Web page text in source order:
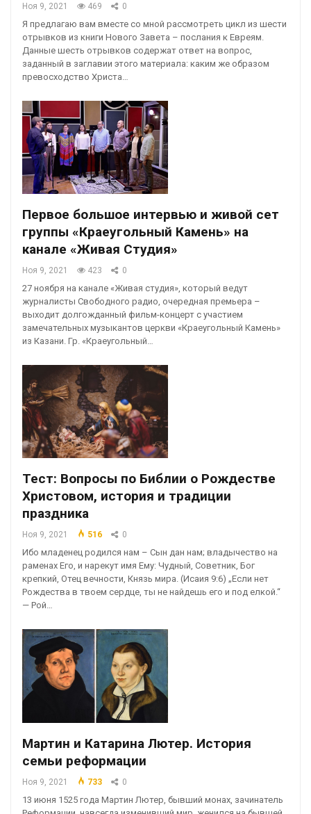
Ноя 9, 2021 469 0
Я предлагаю вам вместе со мной рассмотреть цикл из шести
отрывков из книги Нового Завета – послания к Евреям.
Данные шесть отрывков содержат ответ на вопрос,
заданный в заглавии этого материала: каким же образом
превосходство Христа…
Первое большое интервью и живой сет
группы «Краеугольный Камень» на
канале «Живая Студия»
Ноя 9, 2021 423 0
27 ноября на канале «Живая студия», который ведут
журналисты Свободного радио, очередная премьера –
выходит долгожданный фильм-концерт с участием
замечательных музыкантов церкви «Краеугольный Камень»
из Казани. Гр. «Краеугольный…
Тест: Вопросы по Библии о Рождестве
Христовом, история и традиции
праздника
Ноя 9, 2021 516 0
Ибо младенец родился нам – Сын дан нам; владычество на
раменах Его, и нарекут имя Ему: Чудный, Советник, Бог
крепкий, Отец вечности, Князь мира. (Исаия 9:6) „Если нет
Рождества в твоем сердце, ты не найдешь его и под елкой.“
— Рой…
Мартин и Катарина Лютер. История
семьи реформации
Ноя 9, 2021 733 0
13 июня 1525 года Мартин Лютер, бывший монах, зачинатель